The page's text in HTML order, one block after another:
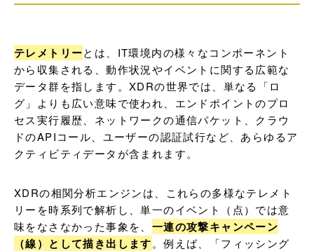
テレメトリーとは、IT環境内の様々なコンポーネント
から収集される、動作状況やイベントに関する広範な
データ群を指します。XDRの世界では、単なる「ロ
グ」よりも広い意味で使われ、エンドポイントのプロ
セス実行履歴、ネットワークの通信パケット、クラウ
ドのAPIコール、ユーザーの認証試行など、あらゆるア
クティビティデータが含まれます。
XDRの相関分析エンジンは、これらの多様なテレメト
リーを時系列で解析し、単一のイベント（点）では意
味をなさなかった事象を、 一連の攻撃キャンペーン
（線）として描き出します。例えば、「フィッシング